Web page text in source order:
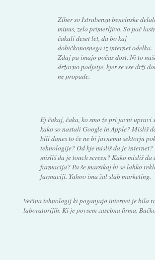
Ziher so Istrabenzu bencinske
minus, zelo primerljivo. So pač
čakali deset let, da bo kaj
dobičkonosnega iz internet odelka.
Zdaj pa imajo počas dost. Ni to
državno podjetje, kjer se vse drži
ne propade.
Ej čakaj, čaka, ko smo že pri javni upravi
kako so nastali Google in Apple? Misliš
bili danes to če ne bi javnemu sektorju
tehnologije? Od kje misliš da je internet?
misliš da je touch screen? Kako misliš da
farmacija? Pa še marsikaj bi se lahko
farmaciji. Yahoo ima žal slab marketing.
Večina tehnologij ki poganjajo internet je bila
laboratorijih. Ki je povsem zasebna firma.